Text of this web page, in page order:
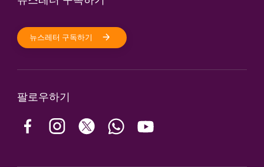
뉴스레터 구독하기
팔로우하기